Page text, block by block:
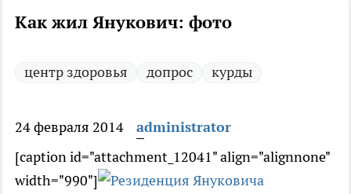
Как жил Янукович: фото
центр здоровья допрос курды
24 февраля 2014
administrator
[caption id="attachment_12041" align="alignnone"
width="990"]